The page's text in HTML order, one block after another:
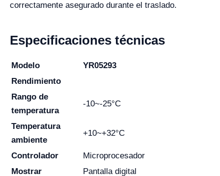
correctamente asegurado durante el traslado.
Especificaciones técnicas
Modelo
YR05293
Rendimiento
Rango de
temperatura
-10~-25°C
Temperatura
ambiente
+10~+32°C
Controlador
Microprocesador
Mostrar
Pantalla digital